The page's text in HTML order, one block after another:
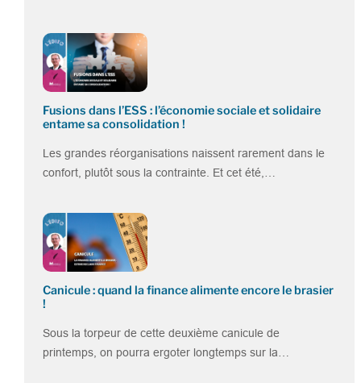
Fusions dans l’ESS : l’économie sociale et solidaire
entame sa consolidation !
Les grandes réorganisations naissent rarement dans le
confort, plutôt sous la contrainte. Et cet été,…
Canicule : quand la finance alimente encore le brasier
!
Sous la torpeur de cette deuxième canicule de
printemps, on pourra ergoter longtemps sur la…